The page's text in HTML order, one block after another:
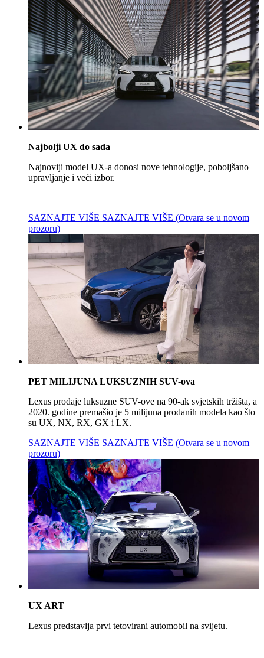
Najbolji UX do sada
Najnoviji model UX-a donosi nove tehnologije, poboljšano
upravljanje i veći izbor.
SAZNAJTE VIŠE SAZNAJTE VIŠE (Otvara se u novom
prozoru)
PET MILIJUNA LUKSUZNIH SUV-ova
Lexus prodaje luksuzne SUV-ove na 90-ak svjetskih tržišta, a
2020. godine premašio je 5 milijuna prodanih modela kao što
su UX, NX, RX, GX i LX.
SAZNAJTE VIŠE SAZNAJTE VIŠE (Otvara se u novom
prozoru)
UX ART
Lexus predstavlja prvi tetovirani automobil na svijetu.